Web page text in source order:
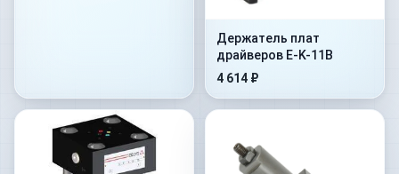
Держатель плат
драйверов E-K-11B
4 614 ₽